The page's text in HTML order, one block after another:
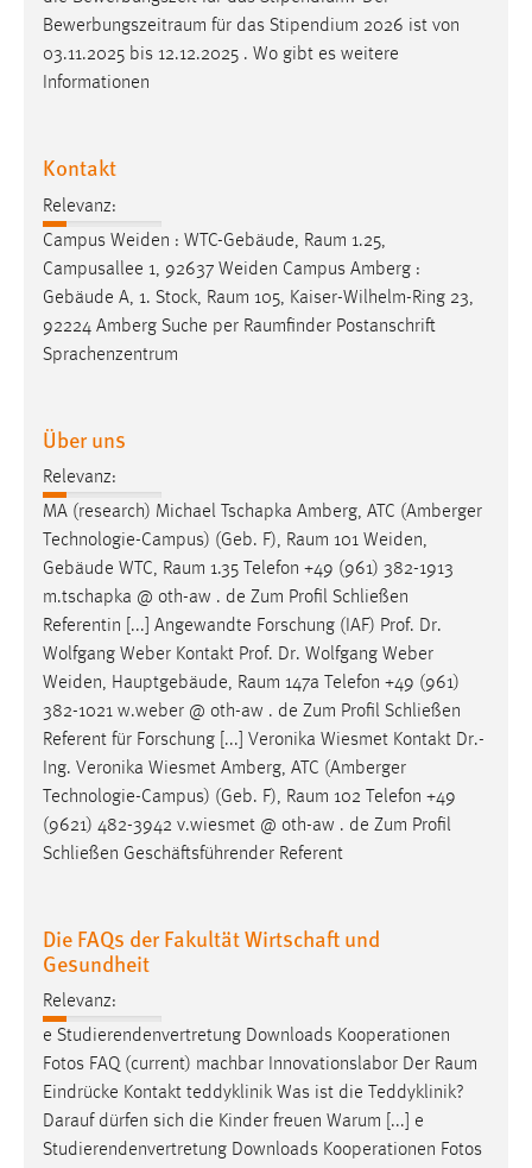
Bewerbungszeitraum für das Stipendium 2026 ist von
03.11.2025 bis 12.12.2025 . Wo gibt es weitere
Informationen
Kontakt
Relevanz:
Campus Weiden : WTC-Gebäude, Raum 1.25,
Campusallee 1, 92637 Weiden Campus Amberg :
Gebäude A, 1. Stock, Raum 105, Kaiser-Wilhelm-Ring 23,
92224 Amberg Suche per Raumfinder Postanschrift
Sprachenzentrum
Über uns
Relevanz:
MA (research) Michael Tschapka Amberg, ATC (Amberger
Technologie-Campus) (Geb. F), Raum 101 Weiden,
Gebäude WTC, Raum 1.35 Telefon +49 (961) 382-1913
m.tschapka @ oth-aw . de Zum Profil Schließen
Referentin [...] Angewandte Forschung (IAF) Prof. Dr.
Wolfgang Weber Kontakt Prof. Dr. Wolfgang Weber
Weiden, Hauptgebäude, Raum 147a Telefon +49 (961)
382-1021 w.weber @ oth-aw . de Zum Profil Schließen
Referent für Forschung [...] Veronika Wiesmet Kontakt Dr.-
Ing. Veronika Wiesmet Amberg, ATC (Amberger
Technologie-Campus) (Geb. F), Raum 102 Telefon +49
(9621) 482-3942 v.wiesmet @ oth-aw . de Zum Profil
Schließen Geschäftsführender Referent
Die FAQs der Fakultät Wirtschaft und
Gesundheit
Relevanz:
e Studierendenvertretung Downloads Kooperationen
Fotos FAQ (current) machbar Innovationslabor Der Raum
Eindrücke Kontakt teddyklinik Was ist die Teddyklinik?
Darauf dürfen sich die Kinder freuen Warum [...] e
Studierendenvertretung Downloads Kooperationen Fotos
EXTERNE MEDIEN
Um Inhalte von Videoplattformen und Social Media
Plattformen anzeigen zu können, werden von diesen
YouTube
Vimeo